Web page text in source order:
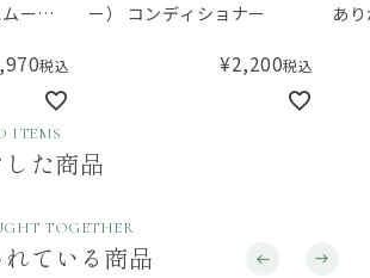
ース
税込
ー） コンディショナー
¥2,200税込
あ
ITEMS
た商品
TOGETHER
ている商品